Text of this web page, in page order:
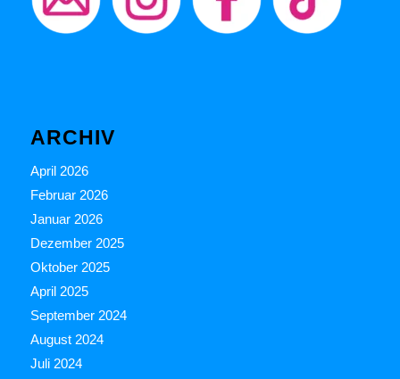
ARCHIV
April 2026
Februar 2026
Januar 2026
Dezember 2025
Oktober 2025
April 2025
September 2024
August 2024
Juli 2024